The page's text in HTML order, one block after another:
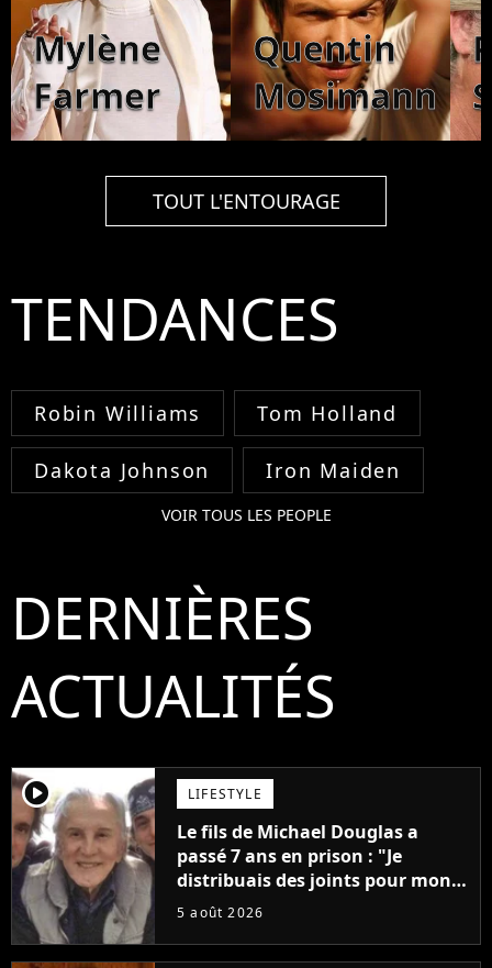
Mylène
Farmer
Quentin
Mosimann
TOUT L'ENTOURAGE
TENDANCES
Robin Williams Tom Holland
Dakota Johnson Iron Maiden
VOIR TOUS LES PEOPLE
DERNIÈRES
ACTUALITÉS
player2 LIFESTYLE
Le fils de Michael Douglas a
passé 7 ans en prison : "Je
distribuais des joints pour mon
père"
5 août 2026